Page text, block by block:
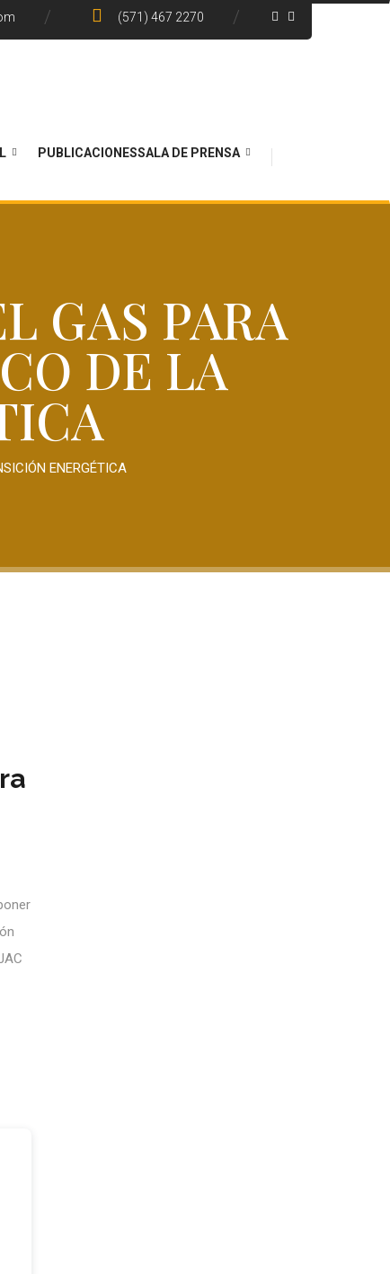
(571) 467 2270
PUBLICACIONESSALA DE PRENSA
GAS PARA
DE LA
ENERGÉTICA